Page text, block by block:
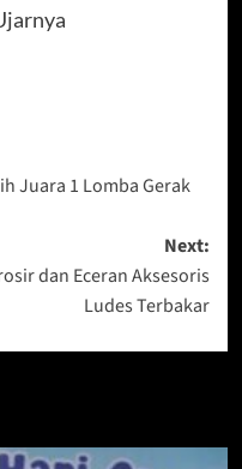
Juara 1 Lomba Gerak
Next:
dan Eceran Aksesoris
Ludes Terbakar